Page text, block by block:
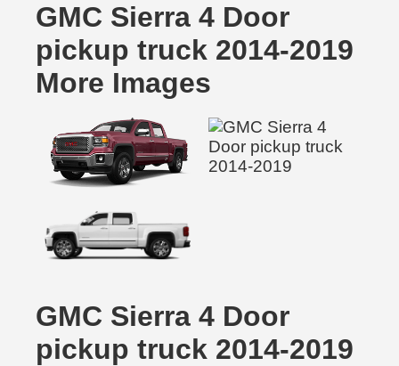
GMC Sierra 4 Door
pickup truck 2014-2019
More Images
GMC Sierra 4 Door
pickup truck 2014-2019